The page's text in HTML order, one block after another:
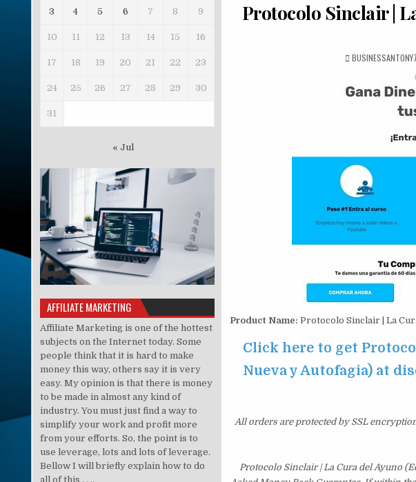
Protocolo Sinclair |
BUSINESSANTONY7
Product Name: Protocolo Sinclair | La
Click here to get
Nueva y Autofagia) at
All orders are protected by SSL
Protocolo Sinclair | La Cura del Ayuno
3 4 5 6 7 8 9
10 11 12 13 14 15 16
17 18 19 20 21 22 23
24 25 26 27 28 29 30
31
« Jul
AFFILIATE MARKETING
Affiliate Marketing is one of the hottest
subjects on the Internet today. Some
people think that it is hard to make
money this way, others say it is very
easy. My opinion is that there is money
to be made in almost any kind of
industry. You must just find a way to
simplify your work and profit more
from your efforts. So, the point is to
use leverage, lots and lots of leverage.
Bellow I will briefly explain how to do
all of this . . ..